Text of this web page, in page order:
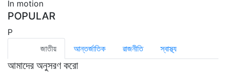
In motion
POPULAR
P
জাতীয়
আন্তর্জাতিক রাজনীতি স্বাস্থ্য
আমাদের অনুসরণ করো